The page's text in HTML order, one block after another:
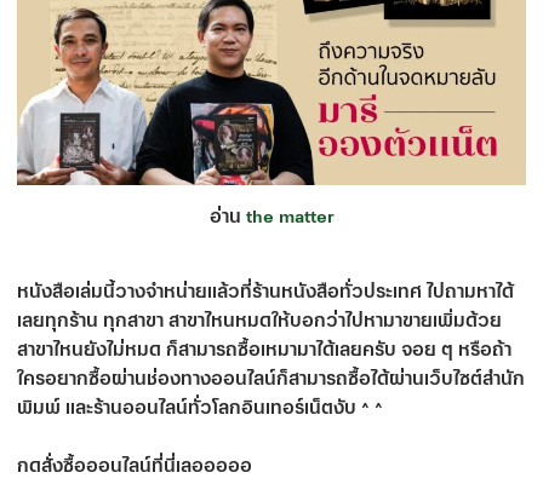
อ่านthe matter
หนังสือเล่มนี้วางจำหน่ายแล้วที่ร้านหนังสือทั่วประเทศ ไปถามหาได้
เลยทุกร้าน ทุกสาขา สาขาไหนหมดให้บอกว่าไปหามาขายเพิ่มด้วย
สาขาไหนยังไม่หมด ก็สามารถซื้อเหมามาได้เลยครับ จอย ๆ หรือถ้า
ใครอยากซื้อผ่านช่องทางออนไลน์ก็สามารถซื้อได้ผ่านเว็บไซต์สำนัก
พิมพ์ และร้านออนไลน์ทั่วโลกอินเทอร์เน็ตงับ ^ ^
กดสั่งซื้อออนไลน์ที่นี่เลอออออ